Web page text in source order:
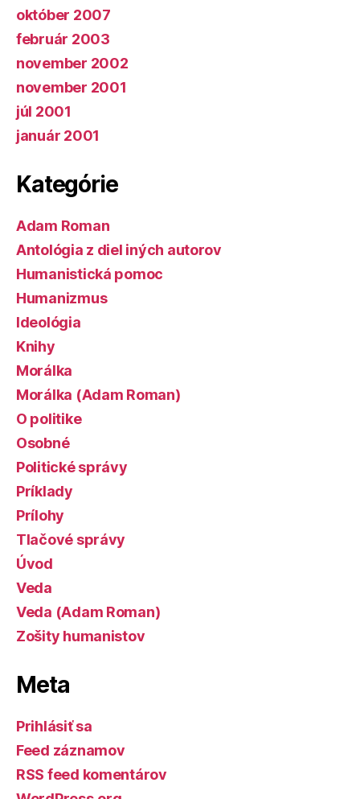
október 2007
február 2003
november 2002
november 2001
júl 2001
január 2001
Kategórie
Adam Roman
Antológia z diel iných autorov
Humanistická pomoc
Humanizmus
Ideológia
Knihy
Morálka
Morálka (Adam Roman)
O politike
Osobné
Politické správy
Príklady
Prílohy
Tlačové správy
Úvod
Veda
Veda (Adam Roman)
Zošity humanistov
Meta
Prihlásiť sa
Feed záznamov
RSS feed komentárov